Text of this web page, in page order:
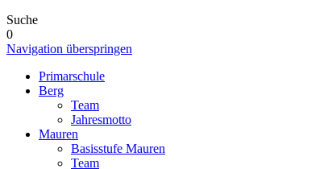
Suche
0
Navigation überspringen
Primarschule
Berg
Team
Jahresmotto
Mauren
Basisstufe Mauren
Team